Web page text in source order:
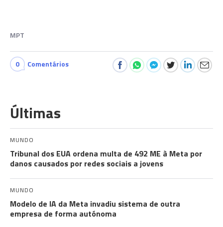
MPT
0 Comentários
Últimas
MUNDO
Tribunal dos EUA ordena multa de 492 ME à Meta por
danos causados por redes sociais a jovens
MUNDO
Modelo de IA da Meta invadiu sistema de outra
empresa de forma autónoma